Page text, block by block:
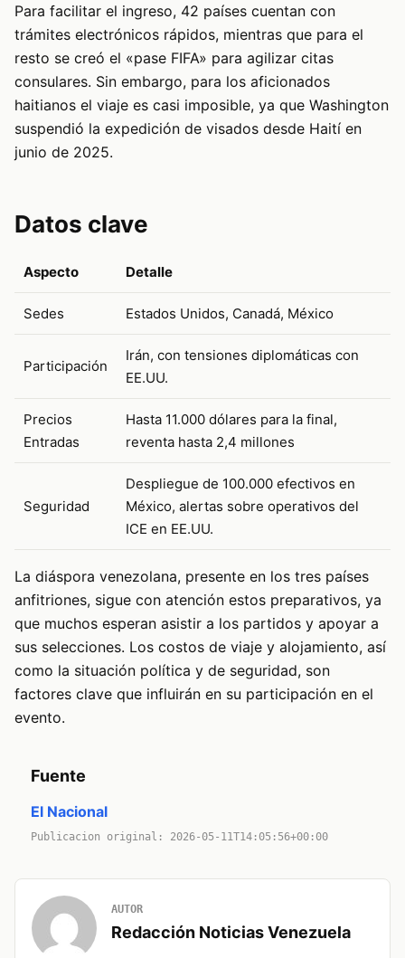
Para facilitar el ingreso, 42 países cuentan con
trámites electrónicos rápidos, mientras que para el
resto se creó el «pase FIFA» para agilizar citas
consulares. Sin embargo, para los aficionados
haitianos el viaje es casi imposible, ya que Washington
suspendió la expedición de visados desde Haití en
junio de 2025.
Datos clave
Aspecto Detalle
Sedes Estados Unidos, Canadá, México
Participación
Irán, con tensiones diplomáticas con
EE.UU.
Precios
Entradas
Hasta 11.000 dólares para la final,
reventa hasta 2,4 millones
Seguridad
Despliegue de 100.000 efectivos en
México, alertas sobre operativos del
ICE en EE.UU.
La diáspora venezolana, presente en los tres países
anfitriones, sigue con atención estos preparativos, ya
que muchos esperan asistir a los partidos y apoyar a
sus selecciones. Los costos de viaje y alojamiento, así
como la situación política y de seguridad, son
factores clave que influirán en su participación en el
evento.
Fuente
El Nacional
Publicacion original: 2026-05-11T14:05:56+00:00
AUTOR
Redacción Noticias Venezuela